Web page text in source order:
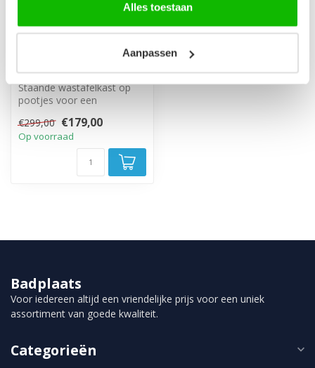
Alles toestaan
Aanpassen
Wastafelkast Kobe 60
Staande wastafelkast op
pootjes voor een
Inclusief lade en ope...
€299,00 €179,00
Op voorraad
Badplaats
Voor iedereen altijd een vriendelijke prijs voor een uniek
assortiment van goede kwaliteit.
Categorieën